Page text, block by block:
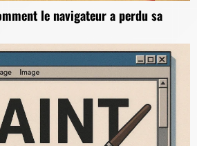
le navigateur a perdu sa